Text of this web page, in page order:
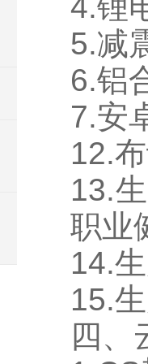
5.减
6.铝
7.安
12.
13.
职业
14.
15.
四、